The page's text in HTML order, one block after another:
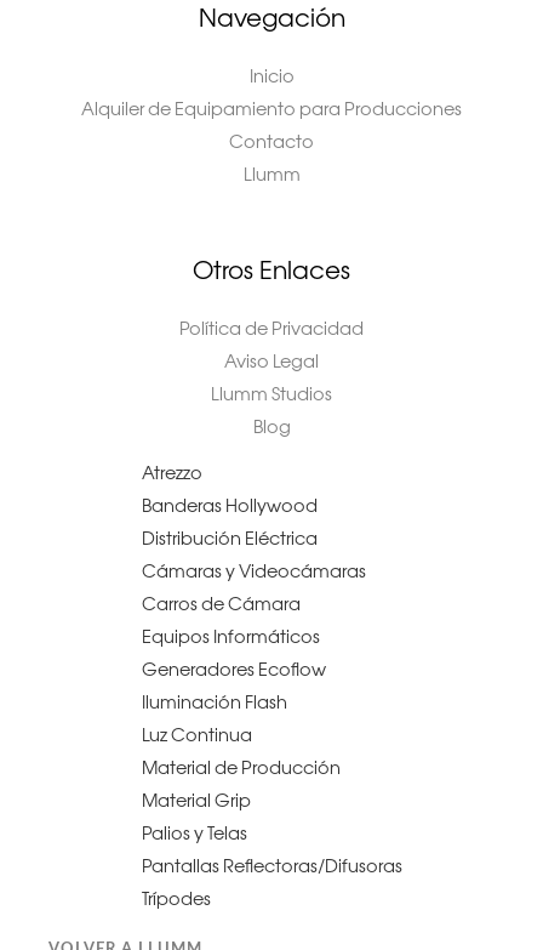
Navegación
Inicio
Alquiler de Equipamiento para Producciones
Contacto
Llumm
Otros Enlaces
Política de Privacidad
Aviso Legal
Llumm Studios
Blog
Atrezzo
Banderas Hollywood
Distribución Eléctrica
Cámaras y Videocámaras
Carros de Cámara
Equipos Informáticos
Generadores Ecoflow
Iluminación Flash
Luz Continua
Material de Producción
Material Grip
Palios y Telas
Pantallas Reflectoras/Difusoras
Trípodes